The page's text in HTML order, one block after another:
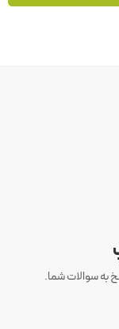
به سوالات شما.